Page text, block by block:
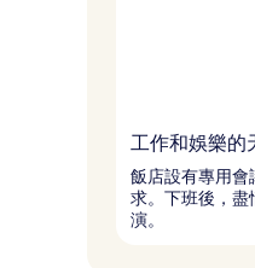
工作和娛樂的
飯店設有專用會
求。下班後，盡
演。